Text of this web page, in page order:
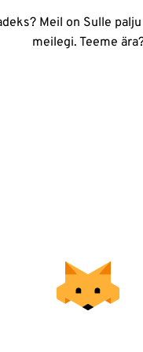
Meil on Sulle
meilegi. Teeme